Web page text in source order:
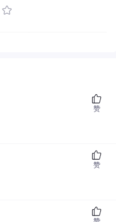
赞
赞